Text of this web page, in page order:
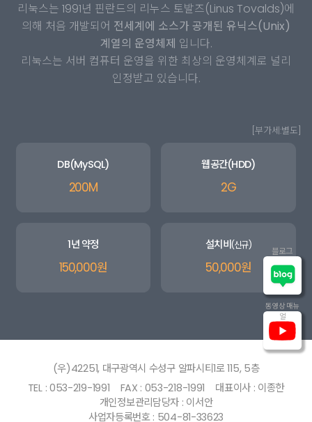
리눅스는 1991년 핀란드의 리누스 토발즈(Linus Tovalds)에
의해 처음 개발되어 전세계에 소스가 공개된 유닉스(Unix)
계열의 운영체제 입니다.
리눅스는 서버 컴퓨터 운영을 위한 최상의 운영체계로 널리
인정받고 있습니다.
[부가세:별도]
DB(MySQL)
200M
웹공간(HDD)
2G
1년 약정
150,000원
설치비(신규)
50,000원
(우)42251, 대구광역시 수성구 알파시티1로 115, 5층
TEL : 053-219-1991
FAX : 053-218-1991
대표이사 : 이종한
개인정보관리담당자 : 이서안
사업자등록번호 : 504-81-33623
블로그
동영상 매뉴
얼